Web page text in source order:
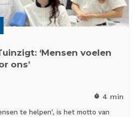
‘Mensen voelen
ons’
timer 4 min
te helpen', is het motto van